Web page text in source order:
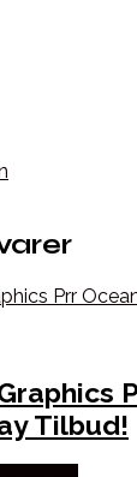
Tilbud!